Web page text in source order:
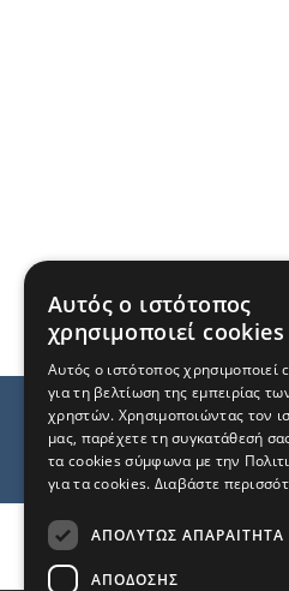
Αυτός ο ιστότοπος
χρησιμοποιεί cookies
Αυτός ο ιστότοπος χρησιμοποιεί
για τη βελτίωση της εμπειρίας
χρηστών. Χρησιμοποιώντας τον
μας, παρέχετε τη συγκατάθεσή
τα cookies σύμφωνα με την
για τα cookies. Διαβάστε
ΑΠΟΛΎΤΩΣ ΑΠΑΡΑΊΤΗΤΑ
ΑΠΌΔΟΣΗΣ